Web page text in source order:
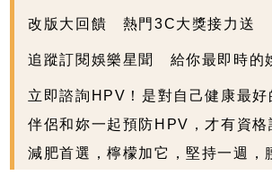
改版大回饋 熱門3C大獎接力送
追蹤訂閱娛樂星聞 給你最即時的
立即諮詢HPV！是對自己健康最好
握現在不嫌晚...
伴侶和妳一起預防HPV，才有資格
減肥首選，檸檬加它，堅持一週，